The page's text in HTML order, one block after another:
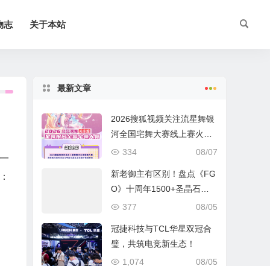
志 关于本站
最新文章
2026搜狐视频关注流星舞银
河全国宅舞大赛线上赛火热
进行中
08/07
334
新老御主有区别！盘点《FG
O》十周年1500+圣晶石福
利全部获取方式
08/05
377
冠捷科技与TCL华星双冠合
璧，共筑电竞新生态！
08/05
1,074